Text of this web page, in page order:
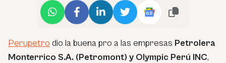
Perupetro dio la buena pro a las empresas Petrolera
Monterrico S.A. (Petromont) y Olympic Perú INC,